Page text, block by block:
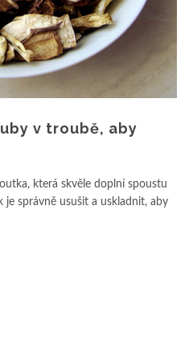
v troubě, aby
která skvěle doplní spoustu
je správně usušit a uskladnit, aby